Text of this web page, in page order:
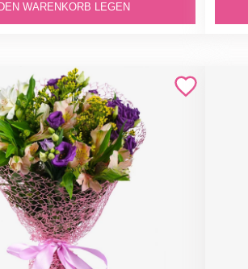
WARENKORB LEGEN